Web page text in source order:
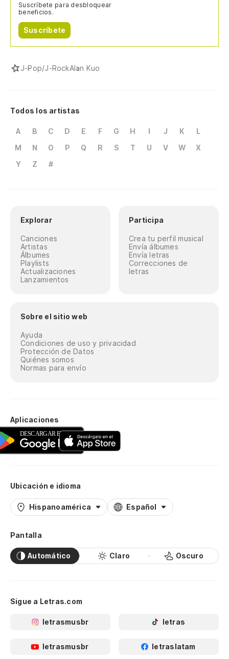
Suscríbete para desbloquear
beneficios.
Suscríbete
J-Pop/J-RockAlan Kuo
Todos los artistas
A B C D E F G H I J K
L
M
N O P Q R S T U V W
X
Y
Z #
Explorar
Canciones
Artistas
Álbumes
Playlists
Actualizaciones
Lanzamientos
Participa
Crea tu perfil musical
Envía álbumes
Envía letras
Correcciones de
letras
Sobre el sitio web
Ayuda
Condiciones de uso y privacidad
Protección de Datos
Quiénes somos
Normas para envío
Aplicaciones
Ubicación e idioma
Hispanoamérica Español
Pantalla
Automático Claro Oscuro
Sigue a Letras.com
letrasmusbr letras
letrasmusbr letraslatam